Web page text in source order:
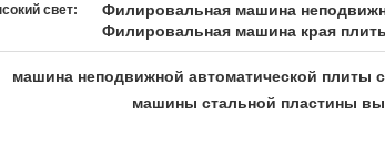
свет: Филировальная машина
Филировальная машина края
машина неподвижной автоматической плиты
машины стальной пластины